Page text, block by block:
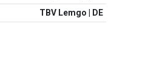
TBV Lemgo | DE